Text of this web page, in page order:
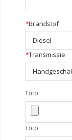
*Brandstof
*Transmissie
Foto
Foto